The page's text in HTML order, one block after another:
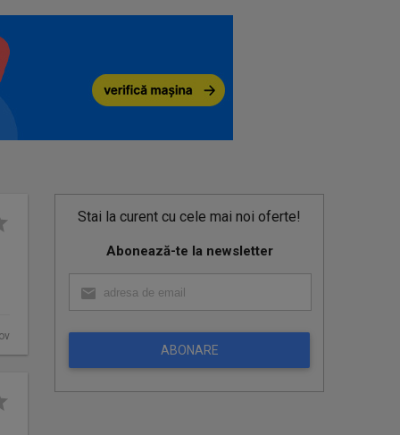
Stai la curent cu cele mai noi oferte!
Abonează-te la newsletter
ABONARE